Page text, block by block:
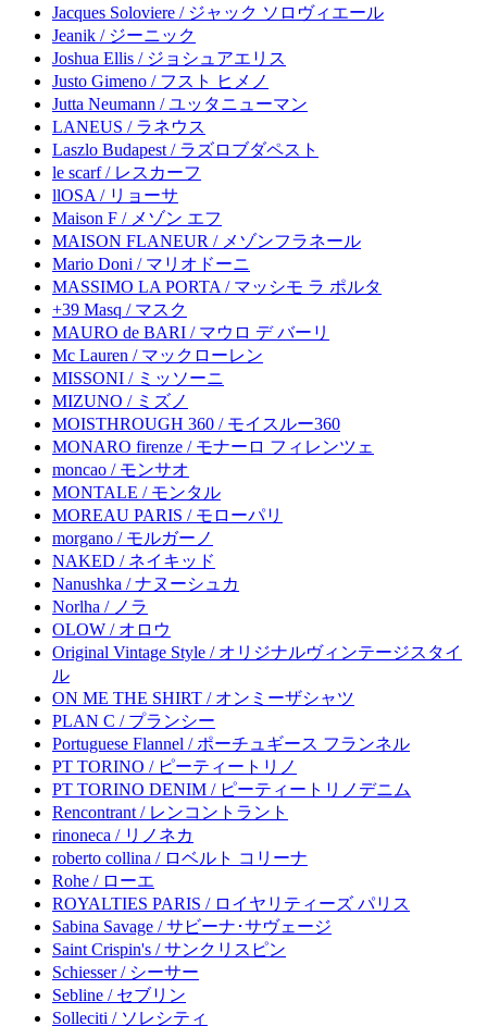
Jacques Soloviere / ジャック ソロヴィエール
Jeanik / ジーニック
Joshua Ellis / ジョシュアエリス
Justo Gimeno / フスト ヒメノ
Jutta Neumann / ユッタニューマン
LANEUS / ラネウス
Laszlo Budapest / ラズロブダペスト
le scarf / レスカーフ
llOSA / リョーサ
Maison F / メゾン エフ
MAISON FLANEUR / メゾンフラネール
Mario Doni / マリオドーニ
MASSIMO LA PORTA / マッシモ ラ ポルタ
+39 Masq / マスク
MAURO de BARI / マウロ デ バーリ
Mc Lauren / マックローレン
MISSONI / ミッソーニ
MIZUNO / ミズノ
MOISTHROUGH 360 / モイスルー360
MONARO firenze / モナーロ フィレンツェ
moncao / モンサオ
MONTALE / モンタル
MOREAU PARIS / モローパリ
morgano / モルガーノ
NAKED / ネイキッド
Nanushka / ナヌーシュカ
Norlha / ノラ
OLOW / オロウ
Original Vintage Style / オリジナルヴィンテージスタイ
ル
ON ME THE SHIRT / オンミーザシャツ
PLAN C / プランシー
Portuguese Flannel / ポーチュギース フランネル
PT TORINO / ピーティートリノ
PT TORINO DENIM / ピーティートリノデニム
Rencontrant / レンコントラント
rinoneca / リノネカ
roberto collina / ロベルト コリーナ
Rohe / ローエ
ROYALTIES PARIS / ロイヤリティーズ パリス
Sabina Savage / サビーナ･サヴェージ
Saint Crispin's / サンクリスピン
Schiesser / シーサー
Sebline / セブリン
Solleciti / ソレシティ